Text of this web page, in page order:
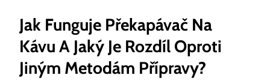
Jak Funguje Překapávač Na
Kávu A Jaký Je Rozdíl Oproti
Jiným Metodám Přípravy?